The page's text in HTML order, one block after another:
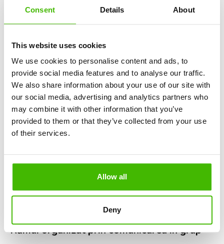
Consent Details About
This website uses cookies
We use cookies to personalise content and ads, to
provide social media features and to analyse our traffic.
We also share information about your use of our site with
our social media, advertising and analytics partners who
may combine it with other information that you’ve
provided to them or that they’ve collected from your use
of their services.
Allow all
Deny
când călătorești în grup. Iată câteva sfaturi pentru a ține
Limita de bagaje:Asigură-te că toată lumea
Multe companii permit un bagaj de cală gratuit per
pasager, însă acest lucru poate varia.
Etichetează bagajele:Atunci când călătoresc mai
multe persoane, bagajele se pot încurca ușor. Asigură-
te că toate bagajele sunt etichetate clar cu numele,
detaliile zborului și informațiile de contact.
cabină. Este adesea mai ușor de gestionat un bagaj
mai mic, dar trebuie respectate limitele de greutate și
dimensiune pentru întregul grup.
Rămâi organizat prin comunicarea în grup